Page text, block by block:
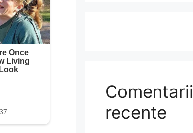
Comentarii
recente